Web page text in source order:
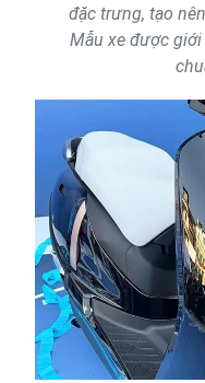
đặc trưng, tạo
Mẫu xe được